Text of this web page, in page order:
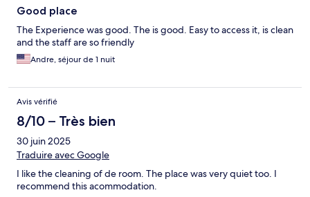
Good place
The Experience was good. The is good. Easy to access it, is clean
and the staff are so friendly
Andre, séjour de 1 nuit
Avis vérifié
8/10 – Très bien
30 juin 2025
Traduire avec Google
I like the cleaning of de room. The place was very quiet too. I
recommend this acommodation.